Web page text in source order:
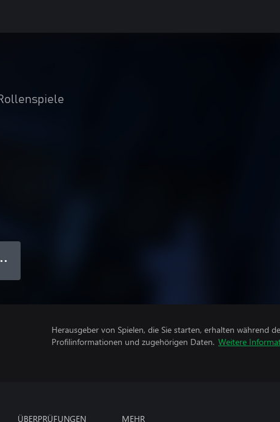
●
Herausgeber von Spielen, die Sie starten, erhalten während
Profilinformationen und zugehörigen Daten. Weitere
ÜBERPRÜFUNGEN MEHR